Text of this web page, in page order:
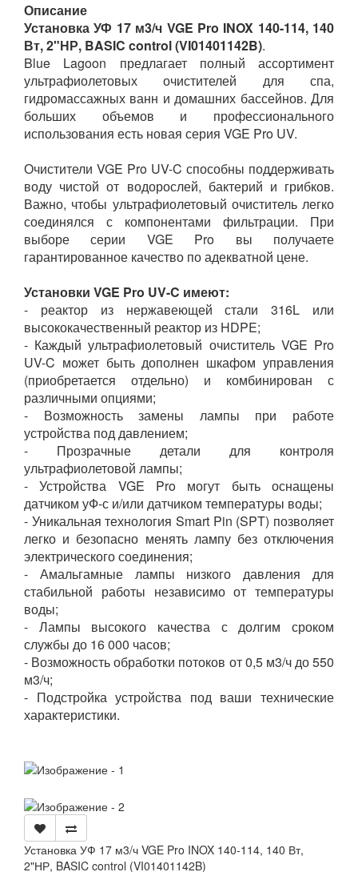
Описание
Установка УФ 17 м3/ч VGE Pro INOX 140-114, 140
Вт, 2"НР, BASIC control (VI01401142B).
Blue Lagoon предлагает полный ассортимент
ультрафиолетовых очистителей для спа,
гидромассажных ванн и домашних бассейнов. Для
больших объемов и профессионального
использования есть новая серия VGE Pro UV.
Очистители VGE Pro UV-C способны поддерживать
воду чистой от водорослей, бактерий и грибков.
Важно, чтобы ультрафиолетовый очиститель легко
соединялся с компонентами фильтрации. При
выборе серии VGE Pro вы получаете
гарантированное качество по адекватной цене.
Установки VGE Pro UV-C имеют:
- реактор из нержавеющей стали 316L или
высококачественный реактор из HDPE;
- Каждый ультрафиолетовый очиститель VGE Pro
UV-C может быть дополнен шкафом управления
(приобретается отдельно) и комбинирован с
различными опциями;
- Возможность замены лампы при работе
устройства под давлением;
- Прозрачные детали для контроля
ультрафиолетовой лампы;
- Устройства VGE Pro могут быть оснащены
датчиком уФ-с и/или датчиком температуры воды;
- Уникальная технология Smart Pin (SPT) позволяет
легко и безопасно менять лампу без отключения
электрического соединения;
- Амальгамные лампы низкого давления для
стабильной работы независимо от температуры
воды;
- Лампы высокого качества с долгим сроком
службы до 16 000 часов;
- Возможность обработки потоков от 0,5 м3/ч до 550
м3/ч;
- Подстройка устройства под ваши технические
характеристики.
Установка УФ 17 м3/ч VGE Pro INOX 140-114, 140 Вт,
2"НР, BASIC control (VI01401142B)